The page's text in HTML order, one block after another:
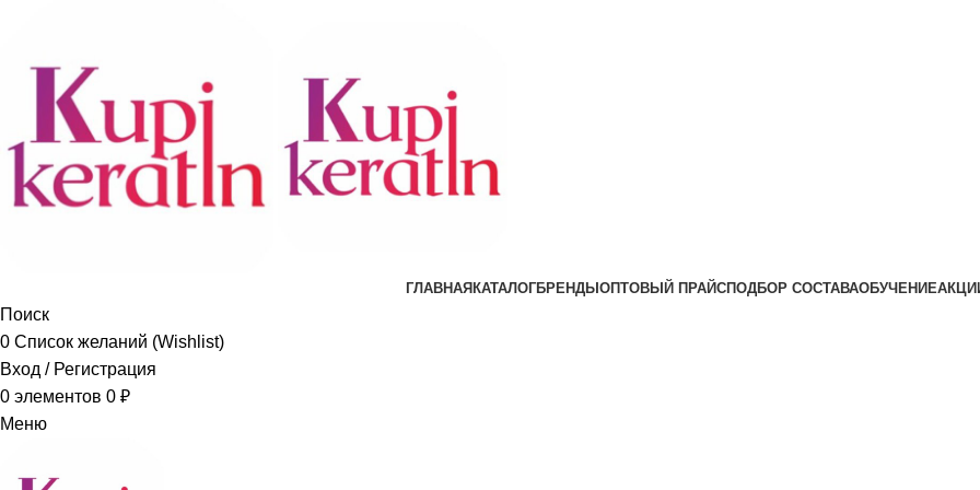
ГЛАВНАЯ КАТАЛОГБРЕНДЫ ОПТОВЫЙ ПРАЙСПОДБОР СОСТАВАОБУЧЕНИЕ
Поиск
0 Список желаний (Wishlist)
Вход / Регистрация
0 элементов 0 ₽
Меню